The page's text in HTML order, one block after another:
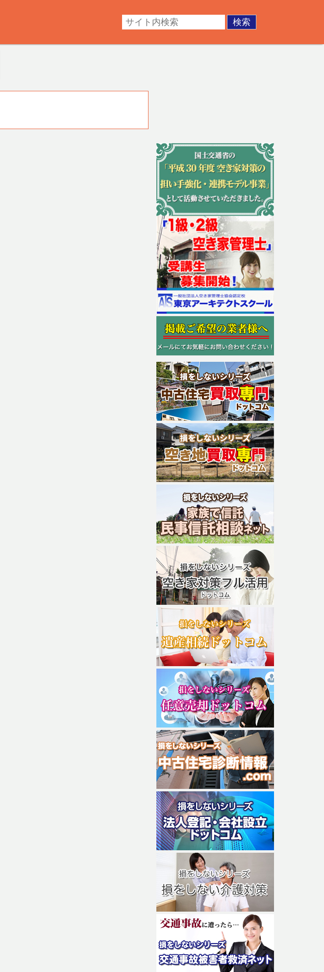
続登記・不動産の処分・遺産分割・成年後見。不動産の調査・測量・登記など。あなたの悩